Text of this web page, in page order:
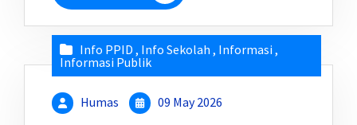
Info PPID , Info Sekolah , Informasi,
Informasi Publik
Humas 09 May 2026